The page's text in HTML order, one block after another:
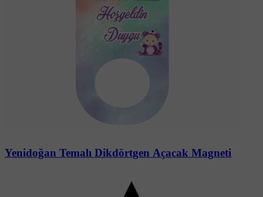
Yenidoğan Temalı Dikdörtgen Açacak Magneti